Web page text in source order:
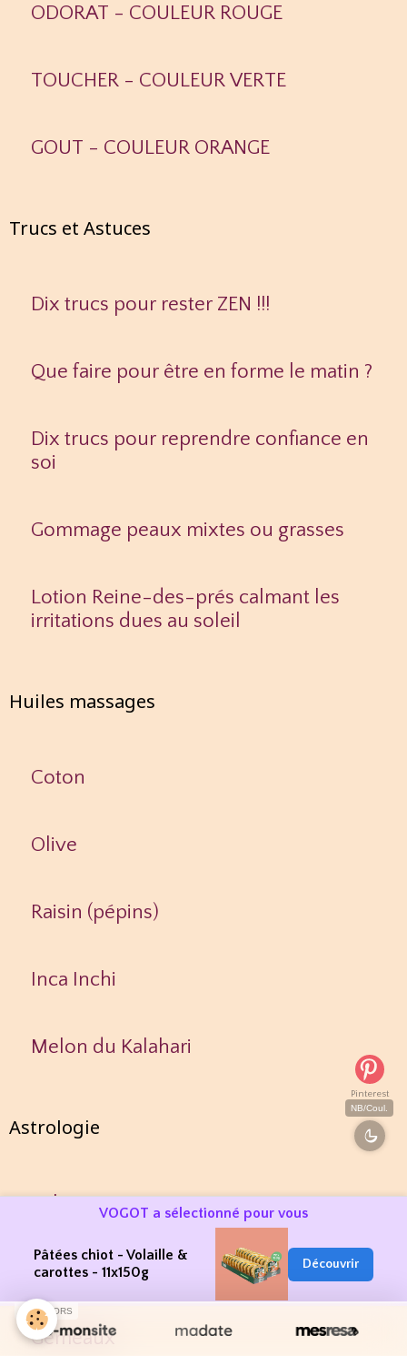
ODORAT - COULEUR ROUGE
TOUCHER - COULEUR VERTE
GOUT - COULEUR ORANGE
Trucs et Astuces
Dix trucs pour rester ZEN !!!
Que faire pour être en forme le matin ?
Dix trucs pour reprendre confiance en
soi
Gommage peaux mixtes ou grasses
Lotion Reine-des-prés calmant les
irritations dues au soleil
Huiles massages
Coton
Olive
Raisin (pépins)
Inca Inchi
Melon du Kalahari
Astrologie
Bélier
Taureau
Gémeaux
Pinterest
NB/Coul.
VOGOT a sélectionné pour vous
Pâtées chiot - Volaille &
carottes - 11x150g
Découvrir
SPONSORS